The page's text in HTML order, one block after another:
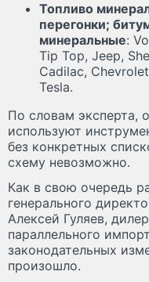
Топливо
перегонки;
минеральные:
Tip Тор, Јеер,
Cadilac,
Tesla.
По словам эксперта,
используют
без конкретных
схему невозможно.
Как в свою очередь
генерального
Алексей Гуляев,
параллельного
законодательных
произошло.